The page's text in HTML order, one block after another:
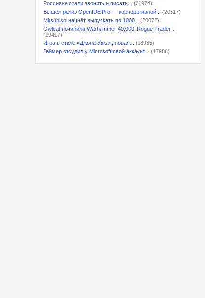
Россияне стали звонить и писать...
(21974)
Вышел релиз OpenIDE Pro — корпоративной...
(20517)
Mitsubishi начнёт выпускать по 1000...
(20072)
Owlcat починила Warhammer 40,000: Rogue Trader...
(19417)
Игра в стиле «Джона Уика», новая...
(18935)
Геймер отсудил у Microsoft свой аккаунт...
(17986)